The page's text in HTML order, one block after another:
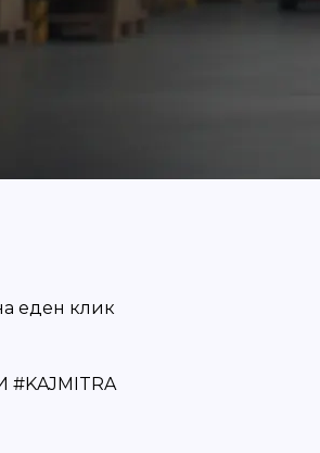
еден клик
#KAJMITRA